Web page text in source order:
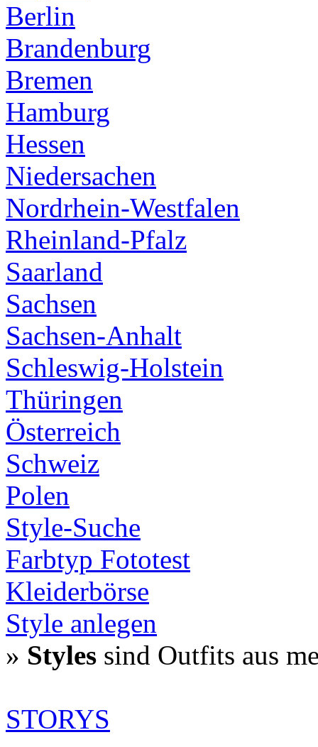
Berlin
Brandenburg
Bremen
Hamburg
Hessen
Niedersachen
Nordrhein-Westfalen
Rheinland-Pfalz
Saarland
Sachsen
Sachsen-Anhalt
Schleswig-Holstein
Thüringen
Österreich
Schweiz
Polen
Style-Suche
Farbtyp Fototest
Kleiderbörse
Style anlegen
» Styles sind Outfits aus
STORYS